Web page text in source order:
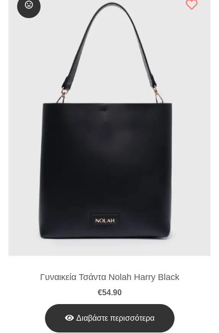
Γυναικεία Τσάντα Nolah Harry Black
€54.90
Διαβάστε περισσότερα